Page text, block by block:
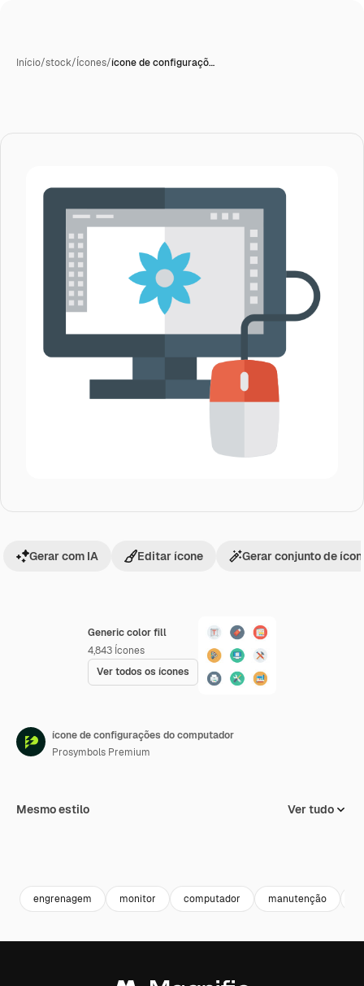
Início/stock/Ícones/ícone de configuraçõ…
Generic color fill
4,843 Ícones
Ver todos os ícones
Gerar com IA Editar ícone Gerar conjunto de
ícone de configurações do computador
Prosymbols Premium
Mesmo estilo Ver tudo
engrenagem monitor computador manutenção